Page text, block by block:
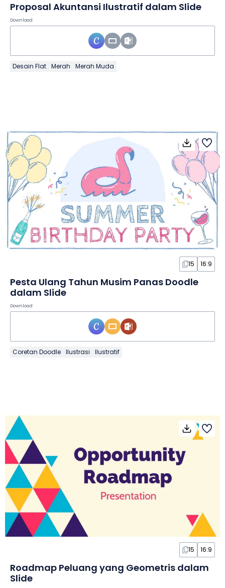
Proposal Akuntansi Ilustratif dalam Slide
Download
Desain Flat Merah Merah Muda
15 16:9
Pesta Ulang Tahun Musim Panas Doodle
dalam Slide
Download
Coretan Doodle Ilustrasi Ilustratif
15 16:9
Roadmap Peluang yang Geometris dalam
Slide